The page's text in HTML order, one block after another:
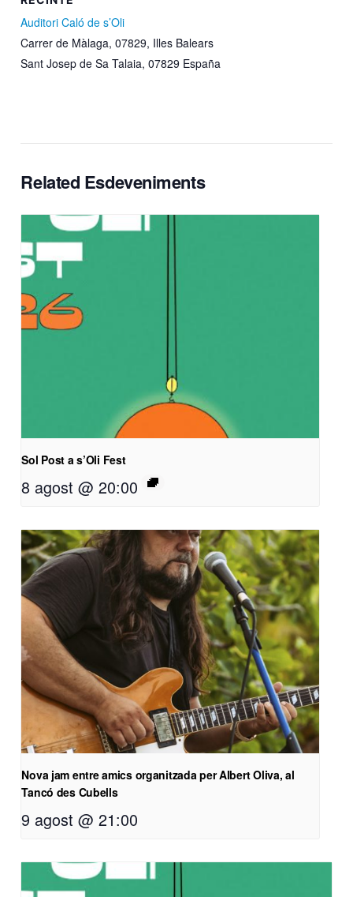
Auditori Caló de s’Oli
Carrer de Màlaga, 07829, Illes Balears
Sant Josep de Sa Talaia, 07829 España
Related Esdeveniments
Sol Post a s’Oli Fest
8 agost @ 20:00
Nova jam entre amics organitzada per Albert Oliva, al
Tancó des Cubells
9 agost @ 21:00